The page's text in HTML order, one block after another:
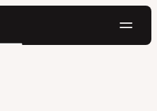
des données